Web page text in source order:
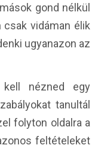
gond nélkül
csak vidáman élik
ugyanazon az
nézned egy
tanultál
folyton oldalra a
feltételeket